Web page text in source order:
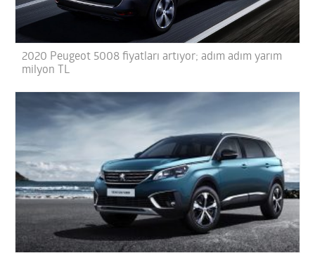
2020 Peugeot 5008 fiyatları artıyor; adım adım yarım
milyon TL